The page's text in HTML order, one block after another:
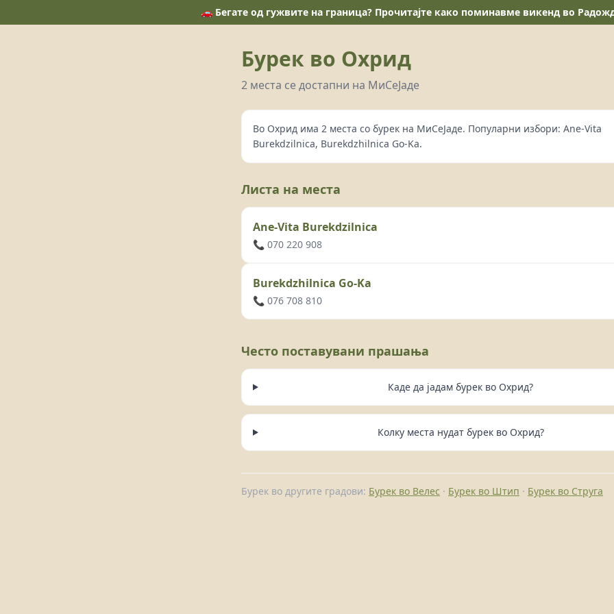
🚗 Бегате од гужвите на граница? Прочитајте како поминавме викенд во
Бурек во Охрид
2 места се достапни на МиСеЈаде
Во Охрид има 2 места со бурек на МиСеЈаде. Популарни избори: Ane-Vita
Burekdzilnica, Burekdzhilnica Go-Ka.
Листа на места
Ane-Vita Burekdzilnica
📞 070 220 908
Burekdzhilnica Go-Ka
📞 076 708 810
Често поставувани прашања
Каде да јадам бурек во Охрид?
Колку места нудат бурек во Охрид?
Бурек во другите градови: Бурек во Велес · Бурек во Штип · Бурек во Струга